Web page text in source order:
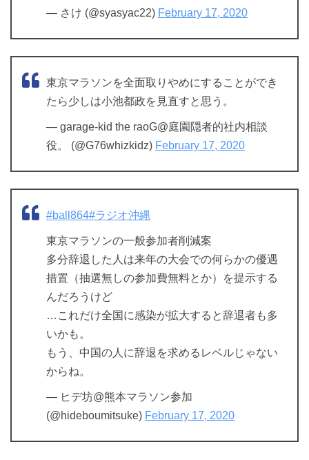
— さけ (@syasyac22) February 17, 2020
東京マラソンを全面取りやめにすることができ
たら少しは小池都政を見直すと思う。
— garage-kid the raoG@庭園隠者的社内相談
役。 (@G76whizkidz) February 17, 2020
#ball864#ラジオ沖縄
東京マラソンの一般参加者削減案
多分辞退した人は来年の大会での何らかの優遇
措置（抽選無しの参加費無料とか）を提示する
んだろうけど
…これだけ全国に感染が拡大すると辞退者も多
いかも。
もう、中国の人に辞退を求めるレベルじゃない
からね。
— ヒデ坊@熊本マラソン参加
(@hideboumitsuke) February 17, 2020